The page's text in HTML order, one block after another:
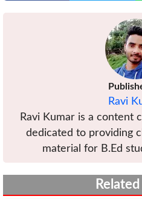
Ravi
Ravi Kumar is a content
dedicated to providing
material for B.Ed